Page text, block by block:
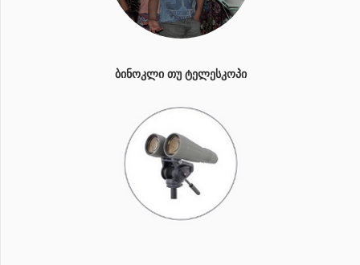
ᲑᲘᲜᲝᲙᲚᲘ ᲗᲣ ᲢᲔᲚᲔᲡᲙᲝᲞᲘ